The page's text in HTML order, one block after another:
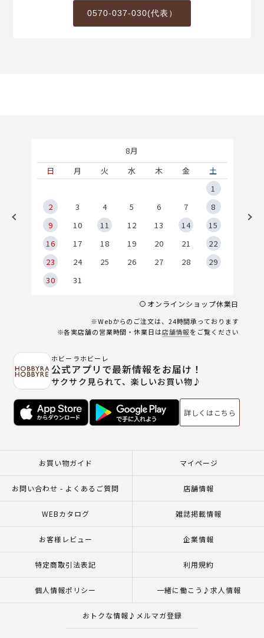
0570-037-030(代表）
8月
日
月 火 水 木 金
土
1
2
3 4 5 6 7
8
9
10 11 12 13 14
15
16
17 18 19 20 21
22
23
24 25 26 27 28
29
30
31
オンラインショップ休業日
※Webからのご注文は、24時間承っております
※各実店舗の営業時間・休業日は店舗情報をご覧ください
ホビーラホビーレ
公式アプリで最新情報をお届け！
サクサク見られて、楽しいお買い物♪
詳しくはこちら
お買い物ガイド マイページ
お問い合わせ - よくあるご質問 店舗情報
WEBカタログ 雑誌掲載情報
お客様レビュー 企業情報
特定商取引法表記 利用規約
個人情報ポリシー 一緒に働こう♪求人情報
おトクな情報♪メルマガ登録